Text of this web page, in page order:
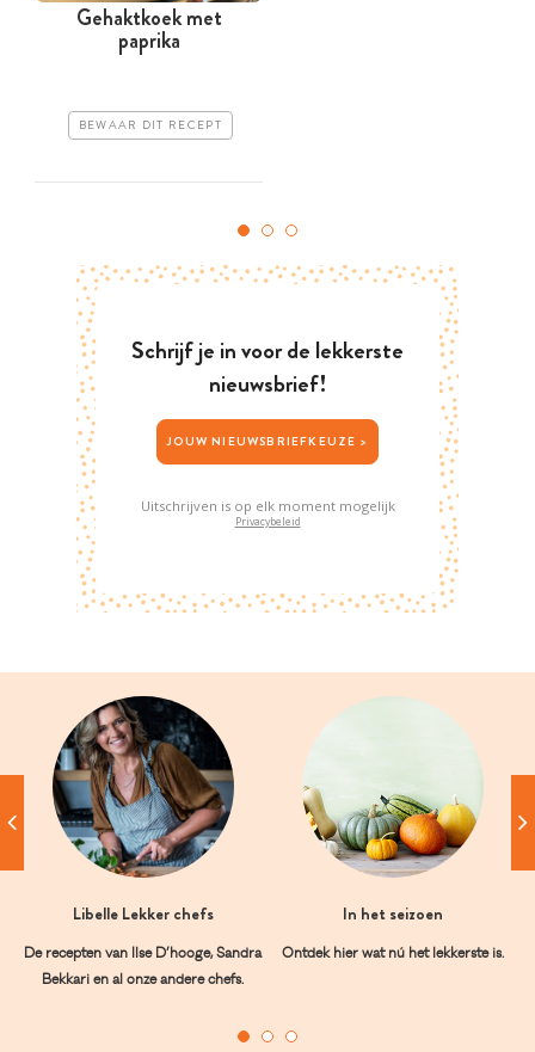
Gehaktkoek met
paprika
BEWAAR DIT RECEPT
Schrijf je in voor de lekkerste
nieuwsbrief!
JOUW NIEUWSBRIEFKEUZE >
Uitschrijven is op elk moment mogelijk
Privacybeleid
Libelle Lekker chefs
De recepten van Ilse D’hooge, Sandra
Bekkari en al onze andere chefs.
In het seizoen
Ontdek hier wat nú het lekkerste is.